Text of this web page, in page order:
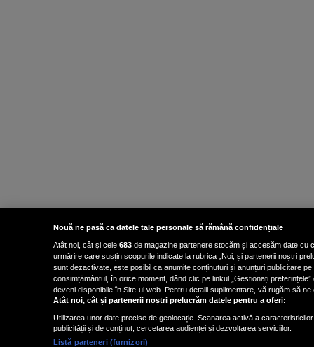
Nouă ne pasă ca datele tale personale să rămână confidențiale
Atât noi, cât și cele 683 de magazine partenere stocăm și accesăm date cu
urmărire care susțin scopurile indicate la rubrica „Noi, și partenerii noștri
sunt dezactivate, este posibil ca anumite conținuturi și anunțuri publicitare
consimțământul, în orice moment, dând clic pe linkul „Gestionați
deveni disponibile în Site-ul web. Pentru detalii suplimentare, vă rugăm să
Atât noi, cât și partenerii noștri prelucrăm datele pentru a oferi:
Utilizarea unor date precise de geolocație. Scanarea activă a
publicității și de conținut, cercetarea audienței și dezvoltarea serviciilor.
Listă parteneri (furnizori)